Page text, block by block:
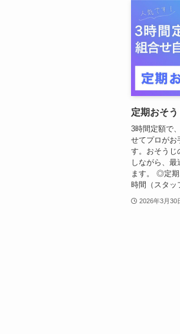
定期おそ
3時間定額で
せてプロがお
す。おそうじ
しながら、最
ます。 ◎定期
時間（スタッ
2026年3月30